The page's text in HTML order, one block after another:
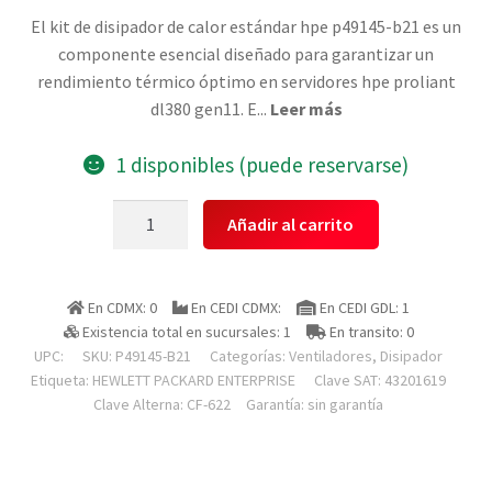
El kit de disipador de calor estándar hpe p49145-b21 es un
componente esencial diseñado para garantizar un
rendimiento térmico óptimo en servidores hpe proliant
dl380 gen11. E... Leer más
1 disponibles (puede reservarse)
b21
Kit
De
Enfriamientoh
Añadir al carrito
En CDMX: 0 En CEDI CDMX:
En CEDI GDL: 1
Existencia total en sucursales: 1
En transito: 0
UPC:
SKU: P49145-B21 Categorías: Ventiladores, Disipador
Etiqueta: HEWLETT PACKARD ENTERPRISE
Clave SAT: 43201619
Clave Alterna: CF-622
Garantía: sin garantía